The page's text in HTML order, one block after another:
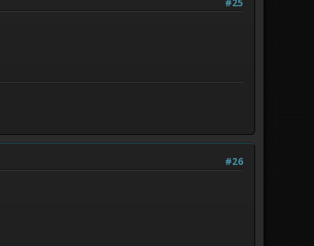
#25
#26